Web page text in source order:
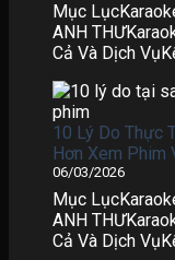
Mục
ANH
Cả Và Dịch
10 Lý Do Thực
Hơn Xem Phim
06/03/2026
Mục
ANH
Cả Và Dịch